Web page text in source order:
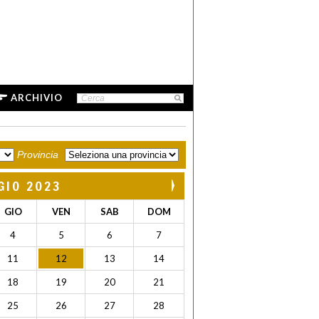
ARCHIVIO
Provincia
2023
GIO VEN SAB DOM
4 5 6 7
11 12 13 14
18 19 20 21
25 26 27 28